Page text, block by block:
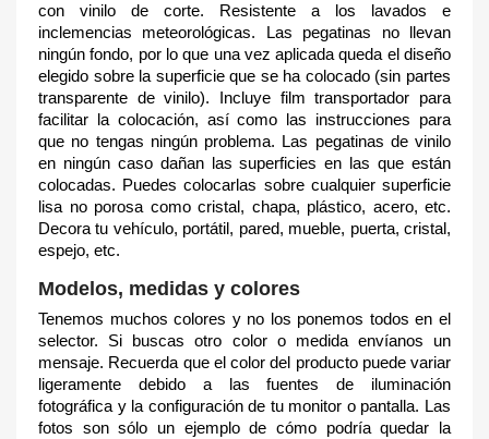
con vinilo de corte. Resistente a los lavados e
inclemencias meteorológicas. Las pegatinas no llevan
ningún fondo, por lo que una vez aplicada queda el diseño
elegido sobre la superficie que se ha colocado (sin partes
transparente de vinilo). Incluye film transportador para
facilitar la colocación, así como las instrucciones para
que no tengas ningún problema. Las pegatinas de vinilo
en ningún caso dañan las superficies en las que están
colocadas. Puedes colocarlas sobre cualquier superficie
lisa no porosa como cristal, chapa, plástico, acero, etc.
Decora tu vehículo, portátil, pared, mueble, puerta, cristal,
espejo, etc.
Modelos, medidas y colores
Tenemos muchos colores y no los ponemos todos en el
selector. Si buscas otro color o medida envíanos un
mensaje. Recuerda que el color del producto puede variar
ligeramente debido a las fuentes de iluminación
fotográfica y la configuración de tu monitor o pantalla. Las
fotos son sólo un ejemplo de cómo podría quedar la